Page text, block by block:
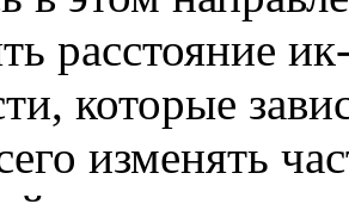
расстояние
которые
изменять